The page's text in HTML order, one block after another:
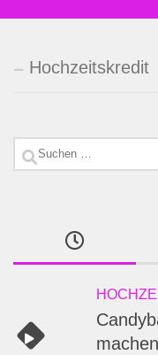
Hochzeitskredit
Suchen
machen